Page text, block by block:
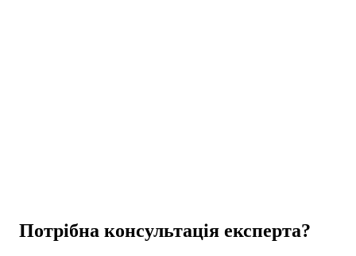
Потрібна консультація експерта?